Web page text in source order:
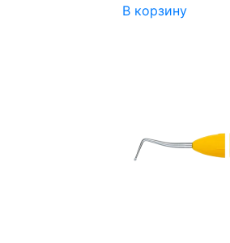
В корзину